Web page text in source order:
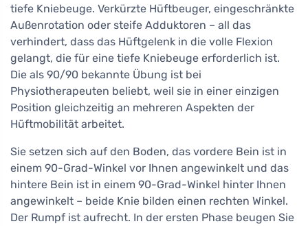
tiefe Kniebeuge. Verkürzte Hüftbeuger, eingeschränkte
Außenrotation oder steife Adduktoren – all das
verhindert, dass das Hüftgelenk in die volle Flexion
gelangt, die für eine tiefe Kniebeuge erforderlich ist.
Die als 90/90 bekannte Übung ist bei
Physiotherapeuten beliebt, weil sie in einer einzigen
Position gleichzeitig an mehreren Aspekten der
Hüftmobilität arbeitet.
Sie setzen sich auf den Boden, das vordere Bein ist in
einem 90-Grad-Winkel vor Ihnen angewinkelt und das
hintere Bein ist in einem 90-Grad-Winkel hinter Ihnen
angewinkelt – beide Knie bilden einen rechten Winkel.
Der Rumpf ist aufrecht. In der ersten Phase beugen Sie